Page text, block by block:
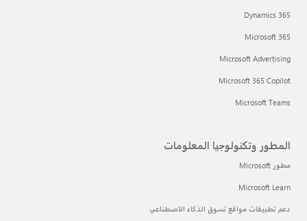
Dynamics 365
Microsoft 365
Microsoft Advertising
Microsoft 365 Copilot
Microsoft Teams
المطور وتكنولوجيا المعلومات
مطور Microsoft
Microsoft Learn
دعم تطبيقات مواقع تسوق الذكاء الاصطناعي